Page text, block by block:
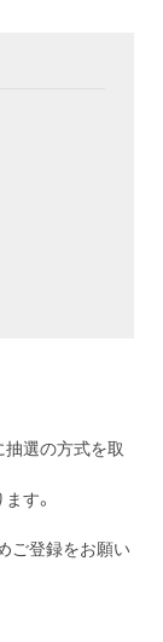
選の方式を取
す。
ご登録をお願い